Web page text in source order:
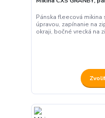
Pánska fleecová
úpravou, zapínanie na
okraji, bočné vrecká na